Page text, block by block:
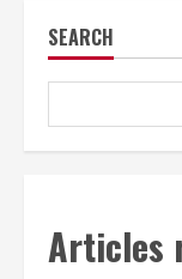
SEARCH
Articles